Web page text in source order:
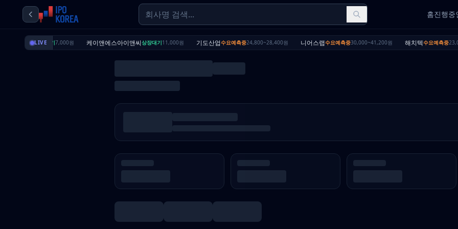
홈진행중
LIVE
딜리셔스상장대기 7,000원 케이앤에스아이앤씨상장대기11,000원 기도산업수요예측중24,800~28,400원 니어스랩수요예측중30,000~41,200원 해치텍수요예측중